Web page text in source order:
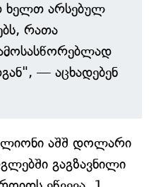
ხელთ არსებულ
რათა
— აცხადებენ
აშშ დოლარი
გაგზავნილი